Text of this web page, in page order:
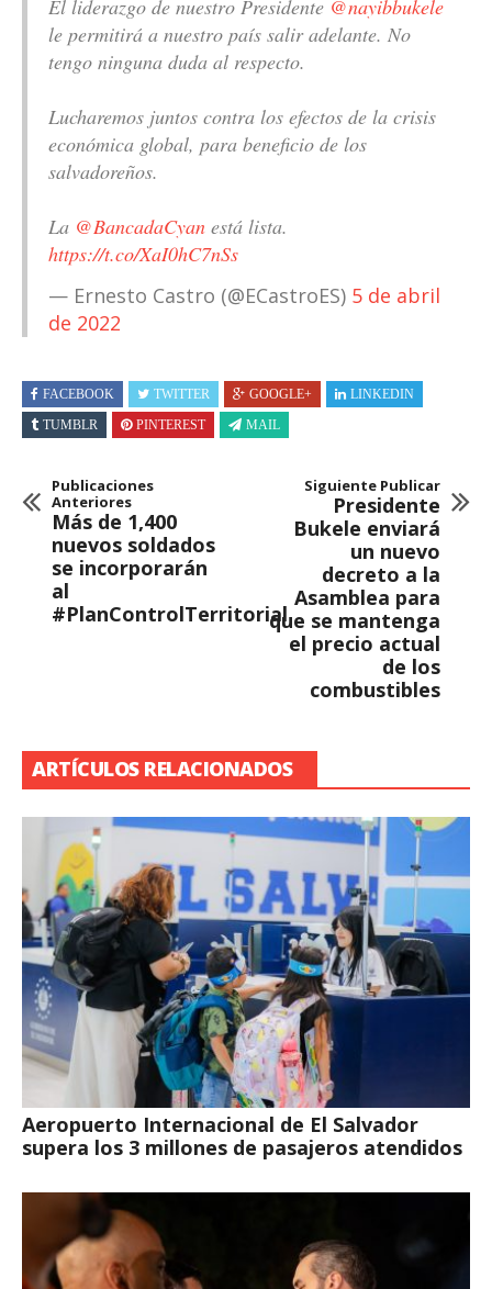
El liderazgo de nuestro Presidente @nayibbukele
le permitirá a nuestro país salir adelante. No
tengo ninguna duda al respecto.
Lucharemos juntos contra los efectos de la crisis
económica global, para beneficio de los
salvadoreños.
La @BancadaCyan está lista.
https://t.co/XaI0hC7nSs
— Ernesto Castro (@ECastroES) 5 de abril
de 2022
FACEBOOK TWITTER GOOGLE+
LINKEDIN
TUMBLR
PINTEREST MAIL
Publicaciones
Anteriores
Más de 1,400
nuevos soldados
se incorporarán
al
#PlanControlTerritorial
Siguiente Publicar
Presidente
Bukele enviará
un nuevo
decreto a la
Asamblea para
que se mantenga
el precio actual
de los
combustibles
ARTÍCULOS RELACIONADOS
Aeropuerto Internacional de El Salvador
supera los 3 millones de pasajeros atendidos